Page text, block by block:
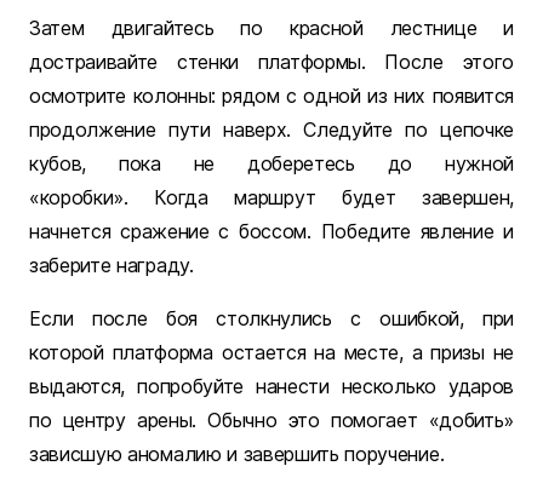
Затем двигайтесь по красной лестнице и
достраивайте стенки платформы. После этого
осмотрите колонны: рядом с одной из них появится
продолжение пути наверх. Следуйте по цепочке
кубов, пока не доберетесь до нужной
«коробки». Когда маршрут будет завершен,
начнется сражение с боссом. Победите явление и
заберите награду.
Если после боя столкнулись с ошибкой, при
которой платформа остается на месте, а призы не
выдаются, попробуйте нанести несколько ударов
по центру арены. Обычно это помогает «добить»
зависшую аномалию и завершить поручение.